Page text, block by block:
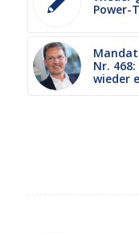
Power-
Nr.
wieder